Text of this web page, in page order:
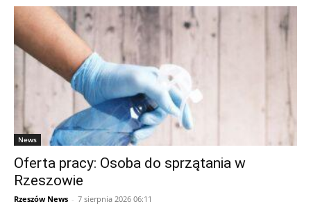
News
Oferta pracy: Osoba do sprzątania w
Rzeszowie
Rzeszów News - 7 sierpnia 2026 06:11